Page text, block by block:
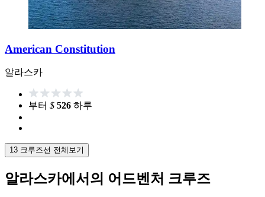
American Constitution
알라스카
부터 $ 526 하루
13 크루즈선 전체보기
알라스카에서의 어드벤처 크루즈